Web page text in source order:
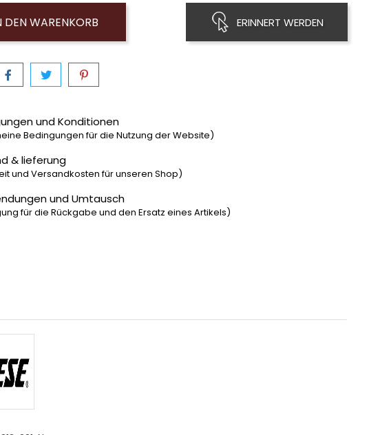
DEN WARENKORB ERINNERT WERDEN
und Konditionen
Bedingungen für die Nutzung der Website)
& lieferung
und Versandkosten für unseren Shop)
und Umtausch
für die Rückgabe und den Ersatz eines Artikels)